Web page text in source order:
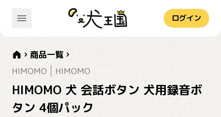
ログイン
商品一覧
HIMOMO
HIMOMO
HIMOMO 犬 会話ボタン 犬用録音ボ
タン 4個パック